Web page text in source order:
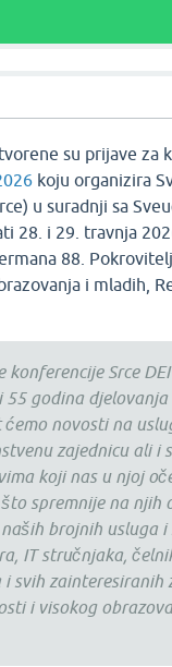
su prijave za
koju organizira
u suradnji sa
28. i 29. travnja
88.
i mladih,
konferencije Srce
godina
novosti na
zajednicu ali
koji nas u njoj
spremnije na njih
brojnih usluga
IT stručnjaka,
i svih
i visokog